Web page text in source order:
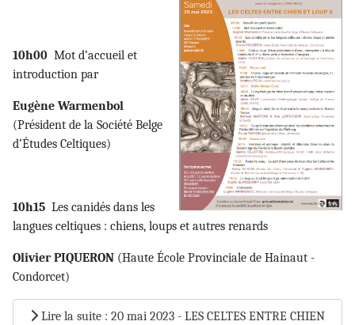
10h00 Mot d’accueil et
introduction par
Eugène Warmenbol
(Président de la Société Belge
d’Études Celtiques)
10h15 Les canidés dans les
langues celtiques : chiens, loups et autres renards
Olivier PIQUERON (Haute École Provinciale de Hainaut -
Condorcet)
Lire la suite : 20 mai 2023 - LES CELTES ENTRE CHIEN